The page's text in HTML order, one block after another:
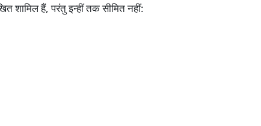
शामिल हैं, परंतु इन्हीं तक सीमित नहीं: